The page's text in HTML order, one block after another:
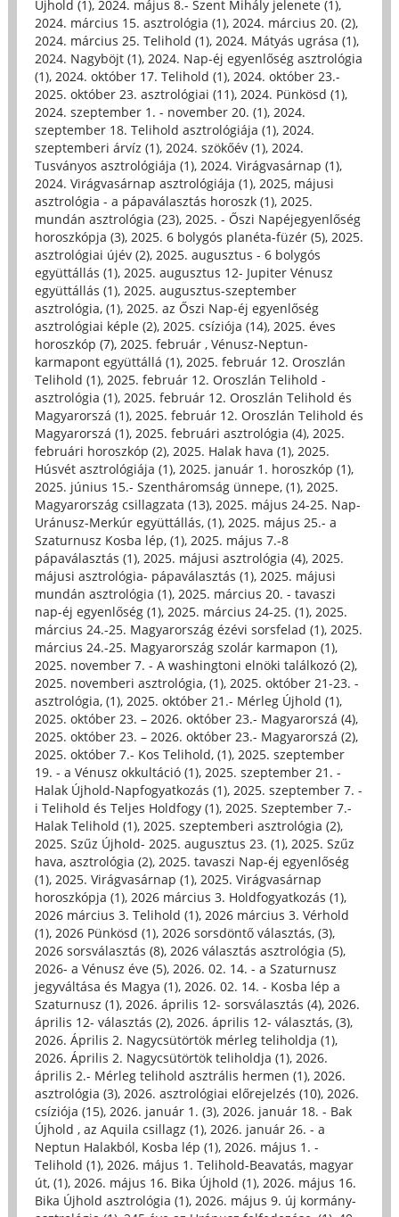
Újhold (1), 2024. május 8.- Szent Mihály jelenete (1),
2024. március 15. asztrológia (1), 2024. március 20. (2),
2024. március 25. Telihold (1), 2024. Mátyás ugrása (1),
2024. Nagyböjt (1), 2024. Nap-éj egyenlőség asztrológia
(1), 2024. október 17. Telihold (1), 2024. október 23.-
2025. október 23. asztrológiai (11), 2024. Pünkösd (1),
2024. szeptember 1. - november 20. (1), 2024.
szeptember 18. Telihold asztrológiája (1), 2024.
szeptemberi árvíz (1), 2024. szökőév (1), 2024.
Tusványos asztrológiája (1), 2024. Virágvasárnap (1),
2024. Virágvasárnap asztrológiája (1), 2025, májusi
asztrológia - a pápaválasztás horoszk (1), 2025.
mundán asztrológia (23), 2025. - Őszi Napéjegyenlőség
horoszkópja (3), 2025. 6 bolygós planéta-füzér (5), 2025.
asztrológiai újév (2), 2025. augusztus - 6 bolygós
együttállás (1), 2025. augusztus 12- Jupiter Vénusz
együttállás (1), 2025. augusztus-szeptember
asztrológia, (1), 2025. az Őszi Nap-éj egyenlőség
asztrológiai képle (2), 2025. csíziója (14), 2025. éves
horoszkóp (7), 2025. február , Vénusz-Neptun-
karmapont együttállá (1), 2025. február 12. Oroszlán
Telihold (1), 2025. február 12. Oroszlán Telihold -
asztrológia (1), 2025. február 12. Oroszlán Telihold és
Magyarorszá (1), 2025. február 12. Oroszlán Telihold és
Magyarorszá (1), 2025. februári asztrológia (4), 2025.
februári horoszkóp (2), 2025. Halak hava (1), 2025.
Húsvét asztrológiája (1), 2025. január 1. horoszkóp (1),
2025. június 15.- Szentháromság ünnepe, (1), 2025.
Magyarország csillagzata (13), 2025. május 24-25. Nap-
Uránusz-Merkúr együttállás, (1), 2025. május 25.- a
Szaturnusz Kosba lép, (1), 2025. május 7.-8
pápaválasztás (1), 2025. májusi asztrológia (4), 2025.
májusi asztrológia- pápaválasztás (1), 2025. májusi
mundán asztrológia (1), 2025. március 20. - tavaszi
nap-éj egyenlőség (1), 2025. március 24-25. (1), 2025.
március 24.-25. Magyarország ézévi sorsfelad (1), 2025.
március 24.-25. Magyarország szolár karmapon (1),
2025. november 7. - A washingtoni elnöki találkozó (2),
2025. novemberi asztrológia, (1), 2025. október 21-23. -
asztrológia, (1), 2025. október 21.- Mérleg Újhold (1),
2025. október 23. – 2026. október 23.- Magyarorszá (4),
2025. október 23. – 2026. október 23.- Magyarorszá (2),
2025. október 7.- Kos Telihold, (1), 2025. szeptember
19. - a Vénusz okkultáció (1), 2025. szeptember 21. -
Halak Újhold-Napfogyatkozás (1), 2025. szeptember 7. -
i Telihold és Teljes Holdfogy (1), 2025. Szeptember 7.-
Halak Telihold (1), 2025. szeptemberi asztrológia (2),
2025. Szűz Újhold- 2025. augusztus 23. (1), 2025. Szűz
hava, asztrológia (2), 2025. tavaszi Nap-éj egyenlőség
(1), 2025. Virágvasárnap (1), 2025. Virágvasárnap
horoszkópja (1), 2026 március 3. Holdfogyatkozás (1),
2026 március 3. Telihold (1), 2026 március 3. Vérhold
(1), 2026 Pünkösd (1), 2026 sorsdöntő választás, (3),
2026 sorsválasztás (8), 2026 választás asztrológia (5),
2026- a Vénusz éve (5), 2026. 02. 14. - a Szaturnusz
jegyváltása és Magya (1), 2026. 02. 14. - Kosba lép a
Szaturnusz (1), 2026. április 12- sorsválasztás (4), 2026.
április 12- választás (2), 2026. április 12- választás, (3),
2026. Április 2. Nagycsütörtök mérleg teliholdja (1),
2026. Április 2. Nagycsütörtök teliholdja (1), 2026.
április 2.- Mérleg telihold asztrális hermen (1), 2026.
asztrológia (3), 2026. asztrológiai előrejelzés (10), 2026.
csíziója (15), 2026. január 1. (3), 2026. január 18. - Bak
Újhold , az Aquila csillagz (1), 2026. január 26. - a
Neptun Halakból, Kosba lép (1), 2026. május 1. -
Telihold (1), 2026. május 1. Telihold-Beavatás, magyar
út, (1), 2026. május 16. Bika Újhold (1), 2026. május 16.
Bika Újhold asztrológia (1), 2026. május 9. új kormány-